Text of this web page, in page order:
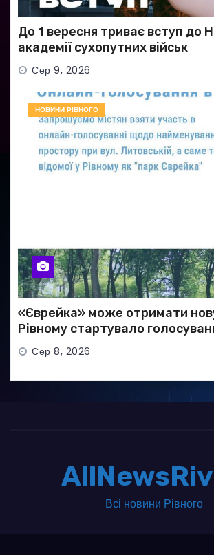
До 1 вересня триває вступ до
академії сухопутних військ
Сер 9, 2026
НОВИНИ РІВНОГО
«Єврейка» може отримати
Рівному стартувало
Сер 8, 2026
Всі новини Рівного